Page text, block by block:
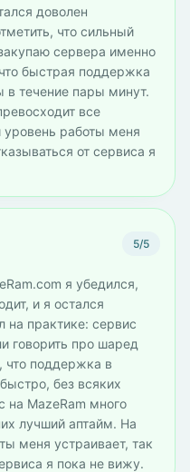
доволен
что сильный
сервера именно
быстрая поддержка
в течение пары минут.
все
работы меня
от сервиса я
5/5
я убедился,
и я остался
на практике: сервис
говорить про шаред
что поддержка в
без всяких
на MazeRam много
лучший аптайм. На
меня устраивает, так
я пока не вижу.